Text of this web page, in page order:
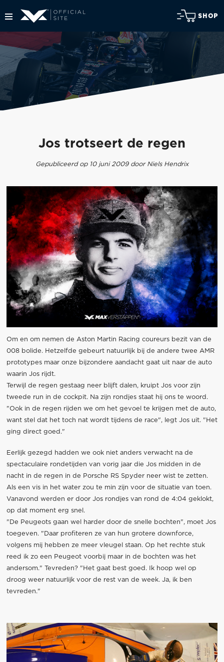
SHOP
Jos trotseert de regen
Gepubliceerd op 10 juni 2009 door Niels Hendrix
Om en om nemen de Aston Martin Racing coureurs bezit van de
008 bolide. Hetzelfde gebeurt natuurlijk bij de andere twee AMR
prototypes maar onze bijzondere aandacht gaat uit naar de auto
waarin Jos rijdt.
Terwijl de regen gestaag neer blijft dalen, kruipt Jos voor zijn
tweede run in de cockpit. Na zijn rondjes staat hij ons te woord.
"Ook in de regen rijden we om het gevoel te krijgen met de auto,
want stel dat het toch nat wordt tijdens de race", legt Jos uit. "Het
ging direct goed."
Eerlijk gezegd hadden we ook niet anders verwacht na de
spectaculaire rondetijden van vorig jaar die Jos midden in de
nacht in de regen in de Porsche RS Spyder neer wist te zetten.
Als een vis in het water zou te min zijn voor de situatie van toen.
Vanavond werden er door Jos rondjes van rond de 4:04 geklokt,
op dat moment erg snel.
"De Peugeots gaan wel harder door de snelle bochten", moet Jos
toegeven. "Daar profiteren ze van hun grotere downforce,
volgens mij hebben ze meer vleugel staan. Op het rechte stuk
reed ik zo een Peugeot voorbij maar in de bochten was het
andersom." Tevreden? "Het gaat best goed. Ik hoop wel op
droog weer natuurlijk voor de rest van de week. Ja, ik ben
tevreden."